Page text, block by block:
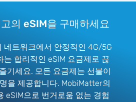
의 eSIM을 구매하세요
네트워크에서 안정적인 4G/5G
는 합리적인 eSIM 요금제로 끊
기세요. 모든 요금제는 선불이
을 제공합니다. MobiMatter의
eSIM으로 번거로움 없는 경험